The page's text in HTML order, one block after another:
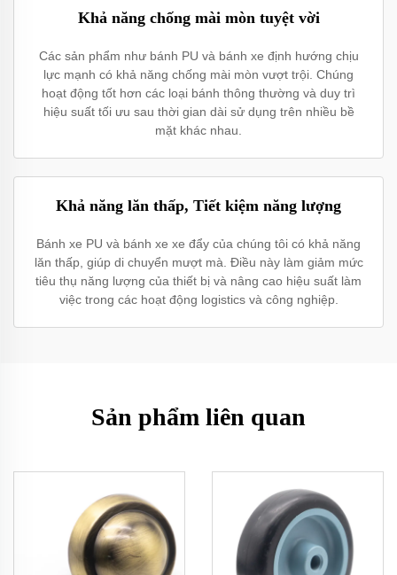
Khả năng chống mài mòn tuyệt vời
Các sản phẩm như bánh PU và bánh xe định hướng chịu
lực mạnh có khả năng chống mài mòn vượt trội. Chúng
hoạt động tốt hơn các loại bánh thông thường và duy trì
hiệu suất tối ưu sau thời gian dài sử dụng trên nhiều bề
mặt khác nhau.
Khả năng lăn thấp, Tiết kiệm năng lượng
Bánh xe PU và bánh xe xe đẩy của chúng tôi có khả năng
lăn thấp, giúp di chuyển mượt mà. Điều này làm giảm mức
tiêu thụ năng lượng của thiết bị và nâng cao hiệu suất làm
việc trong các hoạt động logistics và công nghiệp.
Sản phẩm liên quan